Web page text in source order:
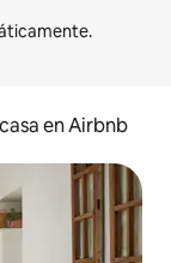
en Airbnb